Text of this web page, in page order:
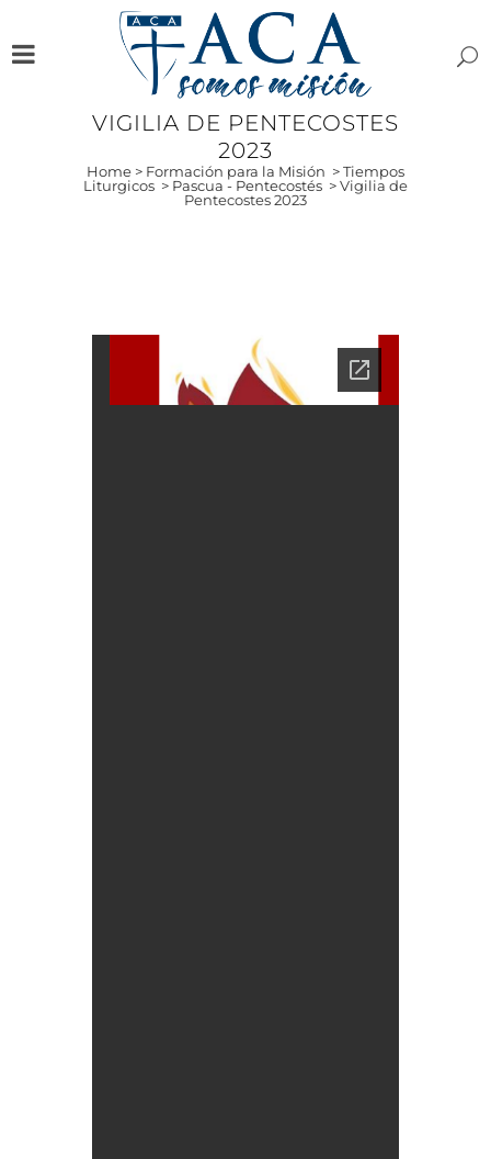
VIGILIA DE PENTECOSTES
2023
Home > Formación para la Misión >Tiempos
Liturgicos > Pascua - Pentecostés >Vigilia de
Pentecostes 2023